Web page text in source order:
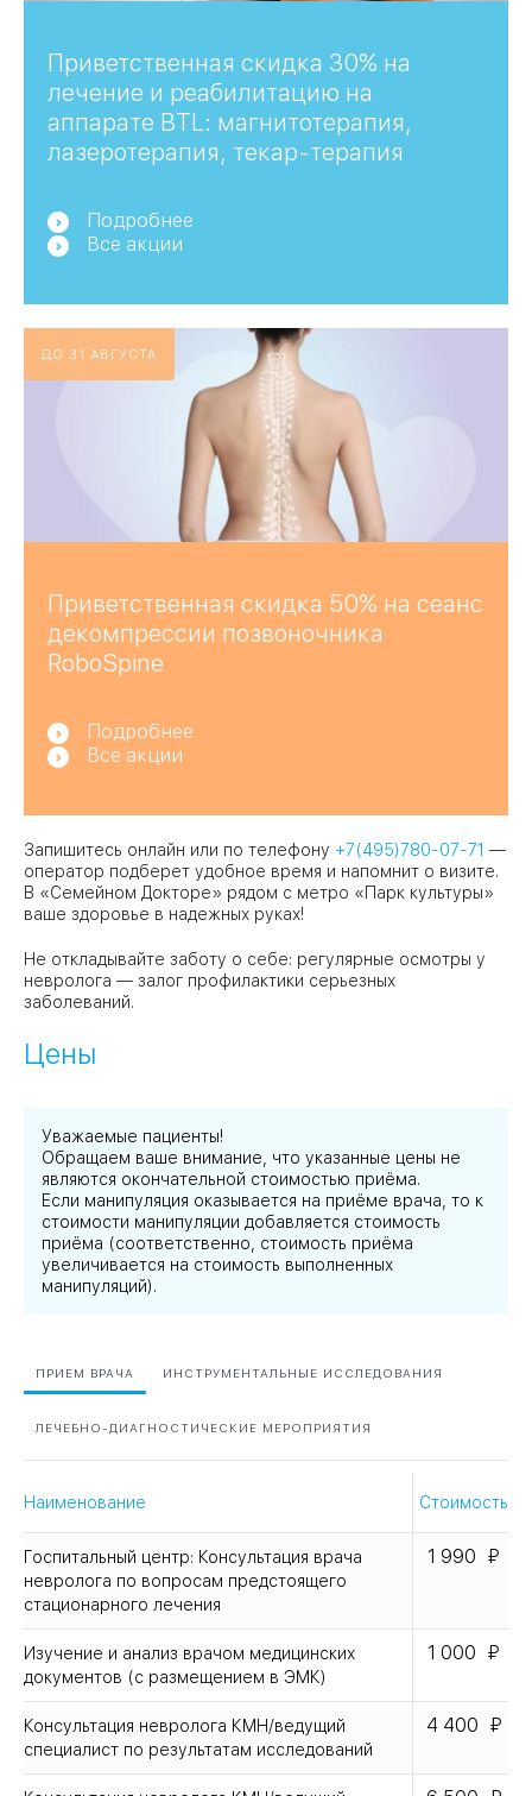
Приветственная скидка 30% на
лечение и реабилитацию на
аппарате BTL: магнитотерапия,
лазеротерапия, текар-терапия
Подробнее
Все акции
ДО 31 АВГУСТА
Приветственная скидка 50% на сеанс
декомпрессии позвоночника
RoboSpine
Подробнее
Все акции
Запишитесь онлайн или по телефону +7(495)780-07-71 —
оператор подберет удобное время и напомнит о визите.
В «Семейном Докторе» рядом с метро «Парк культуры»
ваше здоровье в надежных руках!
Не откладывайте заботу о себе: регулярные осмотры у
невролога — залог профилактики серьезных
заболеваний.
Цены
Уважаемые пациенты!
Обращаем ваше внимание, что указанные цены не
являются окончательной стоимостью приёма.
Если манипуляция оказывается на приёме врача, то к
стоимости манипуляции добавляется стоимость
приёма (соответственно, стоимость приёма
увеличивается на стоимость выполненных
манипуляций).
ПРИЕМ ВРАЧА ИНСТРУМЕНТАЛЬНЫЕ ИССЛЕДОВАНИЯ
ЛЕЧЕБНО-ДИАГНОСТИЧЕСКИЕ МЕРОПРИЯТИЯ
Наименование Стоимость
Госпитальный центр: Консультация врача
невролога по вопросам предстоящего
стационарного лечения
1 990
Изучение и анализ врачом медицинских
документов (с размещением в ЭМК)
1 000
Консультация невролога КМН/ведущий
специалист по результатам исследований
4 400